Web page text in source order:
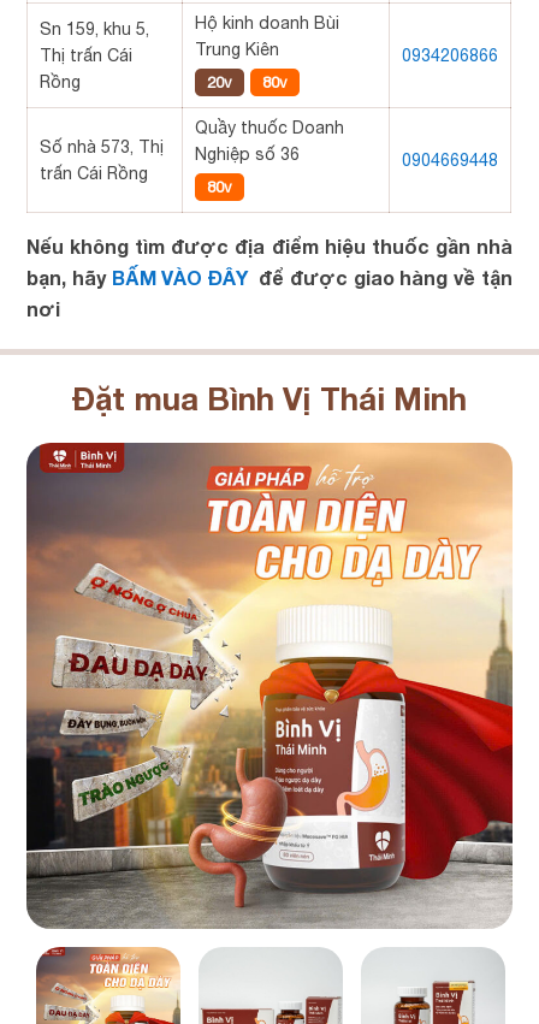
Sn 159, khu 5,
Thị trấn Cái
Rồng
Hộ kinh doanh Bùi
Trung Kiên
20v 80v
0934206866
Số nhà 573, Thị
trấn Cái Rồng
Quầy thuốc Doanh
Nghiệp số 36
80v
0904669448
Nếu không tìm được địa điểm hiệu thuốc gần nhà
bạn, hãy BẤM VÀO ĐÂYđể được giao hàng về tận
nơi
Đặt mua Bình Vị Thái Minh